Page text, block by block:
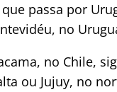
passa por
no
no Chile,
ou Jujuy, no